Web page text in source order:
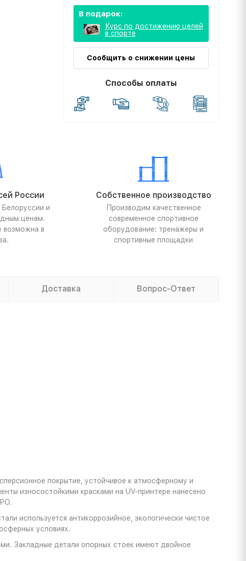
В подарок:
Курс по достижению целей
в спорте
Сообщить о снижении цены
Способы оплаты
России
и
ценам.
возможна в
Собственное производство
Производим качественное
современное спортивное
оборудование: тренажеры и
спортивные площадки
Доставка Вопрос-Ответ
покрытие, устойчивое к атмосферному и
износостойкими красками на UV-принтере нанесено
используется антикоррозийное, экологически чистое
условиях.
Закладные детали опорных стоек имеют двойное